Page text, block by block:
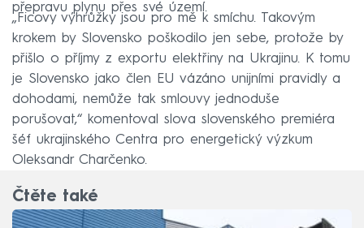
přepravu plynu přes své území.
„Ficovy výhrůžky jsou pro mě k smíchu. Takovým
krokem by Slovensko poškodilo jen sebe, protože by
přišlo o příjmy z exportu elektřiny na Ukrajinu. K tomu
je Slovensko jako člen EU vázáno unijními pravidly a
dohodami, nemůže tak smlouvy jednoduše
porušovat,“ komentoval slova slovenského premiéra
šéf ukrajinského Centra pro energetický výzkum
Oleksandr Charčenko.
Čtěte také